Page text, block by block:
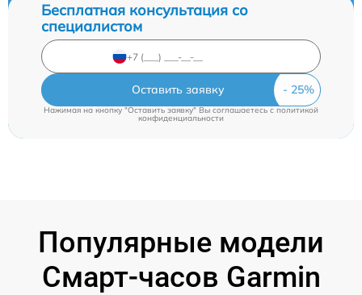
Бесплатная консультация со
специалистом
Оставить заявку
Нажимая на кнопку "Оставить заявку" Вы соглашаетесь cполитикой
конфиденциальности
Популярные модели
Смарт-часов Garmin